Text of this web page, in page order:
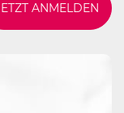
ANMELDEN